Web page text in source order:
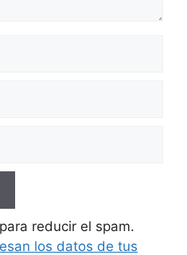
reducir el spam.
los datos de tus